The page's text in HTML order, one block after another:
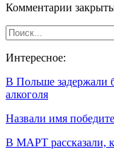
Комментарии
Интересное:
В Польше задержали
алкоголя
Назвали имя
В МАРТ рассказали,